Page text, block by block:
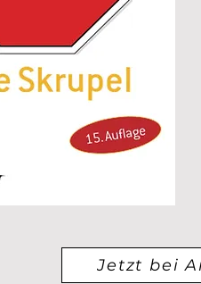
Jetzt bei